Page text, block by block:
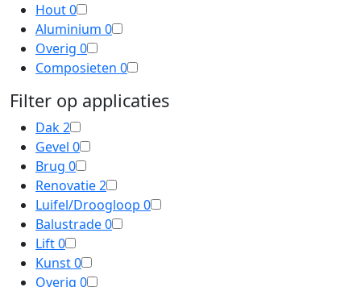
Hout0
Aluminium 0
Overig 0
Composieten 0
Filter op applicaties
Dak2
Gevel 0
Brug 0
Renovatie2
Luifel/Droogloop 0
Balustrade0
Lift0
Kunst0
Overig 0